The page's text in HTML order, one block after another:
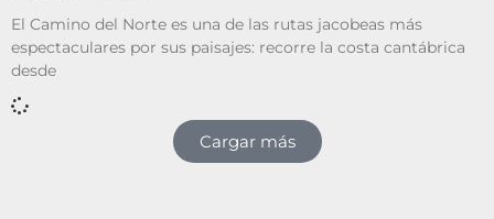
El Camino del Norte es una de las rutas jacobeas más
espectaculares por sus paisajes: recorre la costa cantábrica
desde
Cargar más